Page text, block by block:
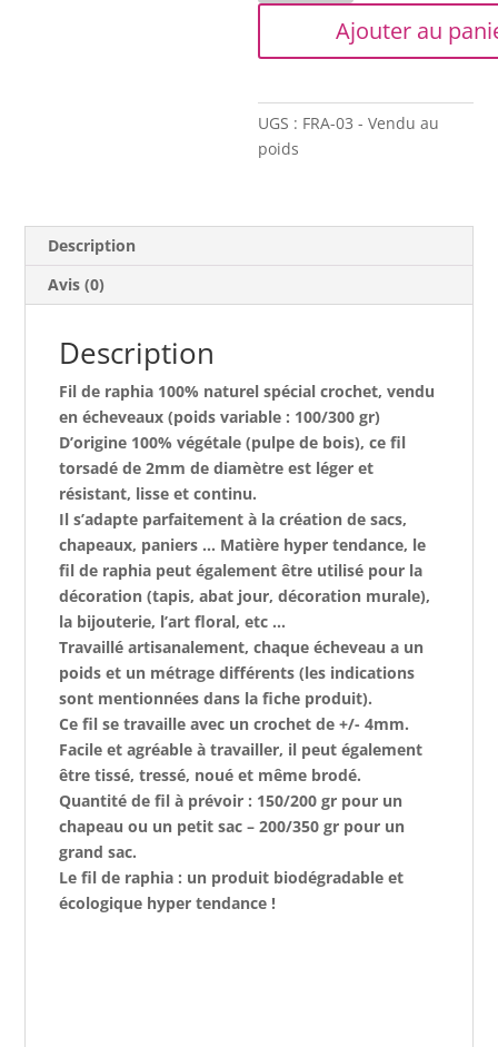
Fil
raphia
Vert
pomme
Ajouter au
UGS : FRA-03 - Vendu au
poids
Description
Avis (0)
Description
Fil de raphia 100% naturel spécial crochet, vendu
en écheveaux (poids variable : 100/300 gr)
D’origine 100% végétale (pulpe de bois), ce fil
torsadé de 2mm de diamètre est léger et
résistant, lisse et continu.
Il s’adapte parfaitement à la création de sacs,
chapeaux, paniers … Matière hyper tendance, le
fil de raphia peut également être utilisé pour la
décoration (tapis, abat jour, décoration murale),
la bijouterie, l’art floral, etc …
Travaillé artisanalement, chaque écheveau a un
poids et un métrage différents (les indications
sont mentionnées dans la fiche produit).
Ce fil se travaille avec un crochet de +/- 4mm.
Facile et agréable à travailler, il peut également
être tissé, tressé, noué et même brodé.
Quantité de fil à prévoir : 150/200 gr pour un
chapeau ou un petit sac – 200/350 gr pour un
grand sac.
Le fil de raphia : un produit biodégradable et
écologique hyper tendance !